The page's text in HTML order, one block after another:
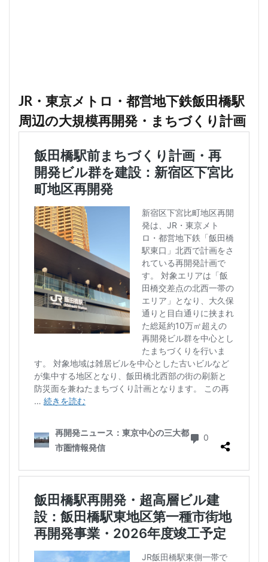
JR・東京メトロ・都営地下鉄飯田橋駅
周辺の大規模再開発・まちづくり計画